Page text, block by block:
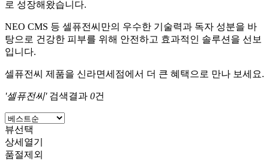
로 성장해왔습니다.
NEO CMS 등 셀퓨전씨만의 우수한 기술력과 독자 성분을 바
탕으로 건강한 피부를 위해 안전하고 효과적인 솔루션을 선보
입니다.
셀퓨전씨 제품을 신라면세점에서 더 큰 혜택으로 만나 보세요.
'셀퓨전씨'검색결과 0건
뷰선택
상세열기
품절제외